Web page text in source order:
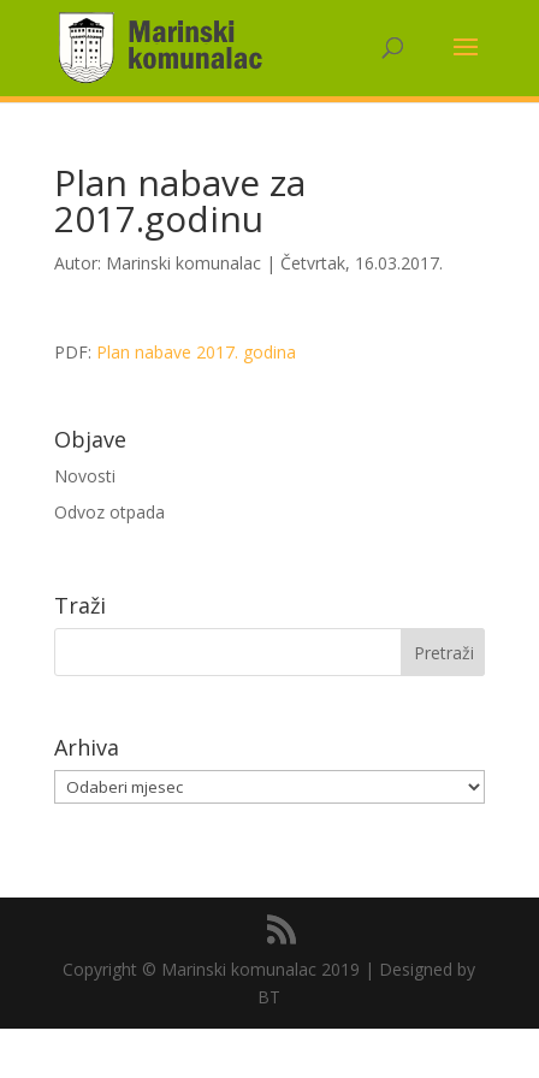
Plan nabave za
2017.godinu
Autor: Marinski komunalac| Četvrtak, 16.03.2017.
PDF: Plan nabave 2017. godina
Objave
Novosti
Odvoz otpada
Traži
Arhiva
Arhiva
Copyright © Marinski komunalac 2019 | Designed by
BT